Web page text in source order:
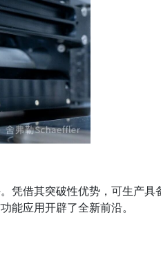
凭借其突破性优势，可生产具
能应用开辟了全新前沿。